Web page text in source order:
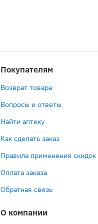
Покупателям
Возврат товара
Вопросы и ответы
Найти аптеку
Как сделать заказ
Правила применения скидок
Оплата заказа
Обратная связь
О компании